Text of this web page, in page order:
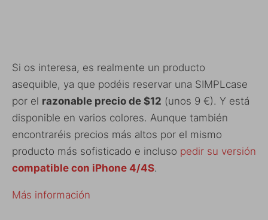
Si os interesa, es realmente un producto
asequible, ya que podéis reservar una SIMPLcase
por el razonable precio de $12 (unos 9 €). Y está
disponible en varios colores. Aunque también
encontraréis precios más altos por el mismo
producto más sofisticado e incluso pedir su versión
compatible con iPhone 4/4S.
Más información